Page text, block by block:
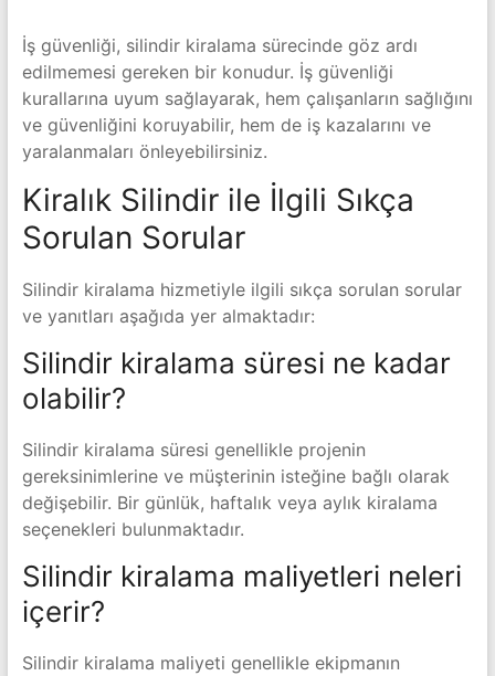
İş güvenliği, silindir kiralama sürecinde göz ardı
edilmemesi gereken bir konudur. İş güvenliği
kurallarına uyum sağlayarak, hem çalışanların sağlığını
ve güvenliğini koruyabilir, hem de iş kazalarını ve
yaralanmaları önleyebilirsiniz.
Kiralık Silindir ile İlgili Sıkça
Sorulan Sorular
Silindir kiralama hizmetiyle ilgili sıkça sorulan sorular
ve yanıtları aşağıda yer almaktadır:
Silindir kiralama süresi ne kadar
olabilir?
Silindir kiralama süresi genellikle projenin
gereksinimlerine ve müşterinin isteğine bağlı olarak
değişebilir. Bir günlük, haftalık veya aylık kiralama
seçenekleri bulunmaktadır.
Silindir kiralama maliyetleri neleri
içerir?
Silindir kiralama maliyeti genellikle ekipmanın